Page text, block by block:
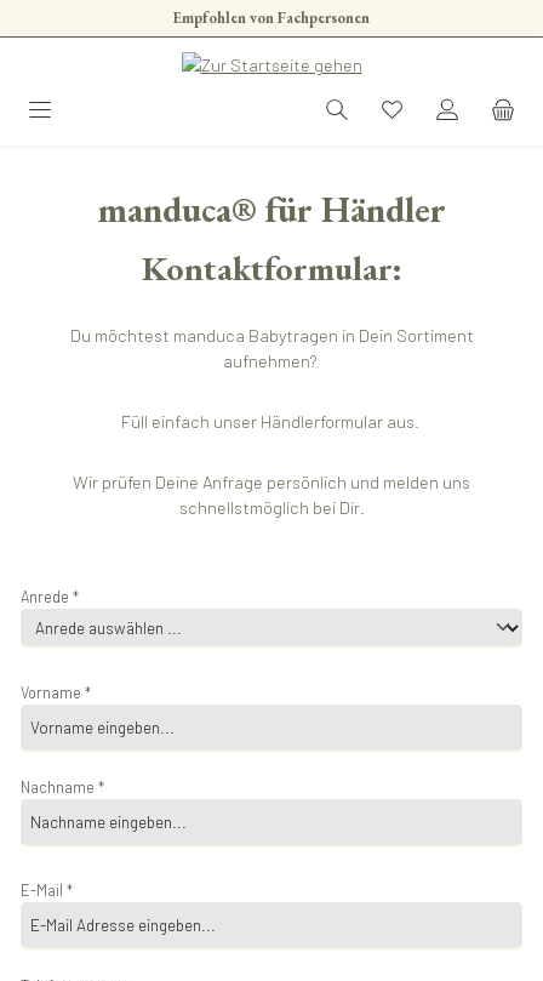
Zum Hauptinhalt springenEmpfohlen von Fachpersonen
manduca® für Händler
Kontaktformular:
Du möchtest manduca Babytragen in Dein Sortiment
aufnehmen?
Füll einfach unser Händlerformular aus.
Wir prüfen Deine Anfrage persönlich und melden uns
schnellstmöglich bei Dir.
Anrede *
Vorname *
Nachname *
E-Mail *